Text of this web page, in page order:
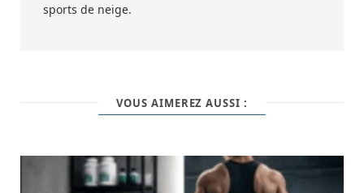
sports de neige.
VOUS AIMEREZ AUSSI :